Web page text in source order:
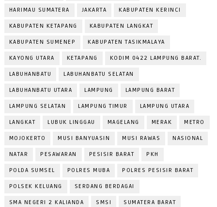
HARIMAU SUMATERA JAKARTA KABUPATEN KERINCI
KABUPATEN KETAPANG KABUPATEN LANGKAT
KABUPATEN SUMENEP KABUPATEN TASIKMALAYA
KAYONG UTARA KETAPANG KODIM 0422 LAMPUNG BARAT.
LABUHANBATU LABUHANBATU SELATAN
LABUHANBATU UTARA LAMPUNG LAMPUNG BARAT
LAMPUNG SELATAN LAMPUNG TIMUR LAMPUNG UTARA
LANGKAT LUBUK LINGGAU MAGELANG MERAK METRO
MOJOKERTO MUSI BANYUASIN MUSI RAWAS NASIONAL
NATAR PESAWARAN PESISIR BARAT PKH
POLDA SUMSEL POLRES MUBA POLRES PESISIR BARAT
POLSEK KELUANG SERDANG BERDAGAI
SMA NEGERI 2 KALIANDA SMSI SUMATERA BARAT